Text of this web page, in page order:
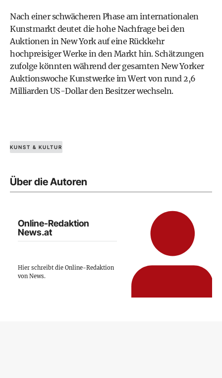
Nach einer schwächeren Phase am internationalen
Kunstmarkt deutet die hohe Nachfrage bei den
Auktionen in New York auf eine Rückkehr
hochpreisiger Werke in den Markt hin. Schätzungen
zufolge könnten während der gesamten New Yorker
Auktionswoche Kunstwerke im Wert von rund 2,6
Milliarden US-Dollar den Besitzer wechseln.
KUNST & KULTUR
Über die Autoren
Online-Redaktion
News.at
Hier schreibt die Online-Redaktion
von News.